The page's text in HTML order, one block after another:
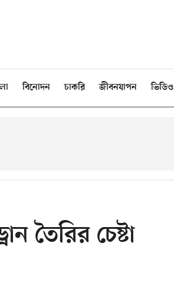
বিনোদন চাকরি জীবনযাপন ভিডিও
তৈরির চেষ্টা